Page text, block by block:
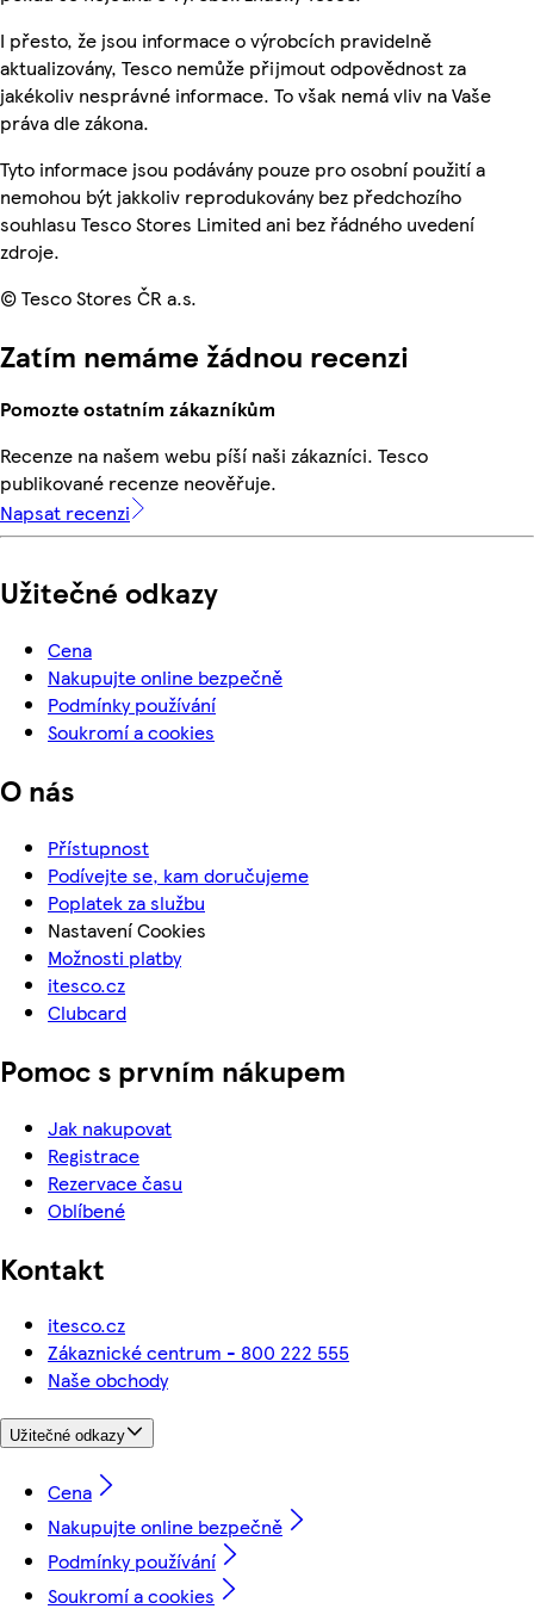
I přesto, že jsou informace o výrobcích pravidelně
aktualizovány, Tesco nemůže přijmout odpovědnost za
jakékoliv nesprávné informace. To však nemá vliv na Vaše
práva dle zákona.
Tyto informace jsou podávány pouze pro osobní použití a
nemohou být jakkoliv reprodukovány bez předchozího
souhlasu Tesco Stores Limited ani bez řádného uvedení
zdroje.
© Tesco Stores ČR a.s.
Zatím nemáme žádnou recenzi
Pomozte ostatním zákazníkům
Recenze na našem webu píší naši zákazníci. Tesco
publikované recenze neověřuje.
Napsat recenzi
Užitečné odkazy
Cena
Nakupujte online bezpečně
Podmínky používání
Soukromí a cookies
O nás
Přístupnost
Podívejte se, kam doručujeme
Poplatek za službu
Nastavení Cookies
Možnosti platby
itesco.cz
Clubcard
Pomoc s prvním nákupem
Jak nakupovat
Registrace
Rezervace času
Oblíbené
Kontakt
itesco.cz
Zákaznické centrum - 800 222 555
Naše obchody
Užitečné odkazy
Cena
Nakupujte online bezpečně
Podmínky používání
Soukromí a cookies